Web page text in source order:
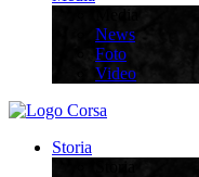
News
Foto
Video
Storia